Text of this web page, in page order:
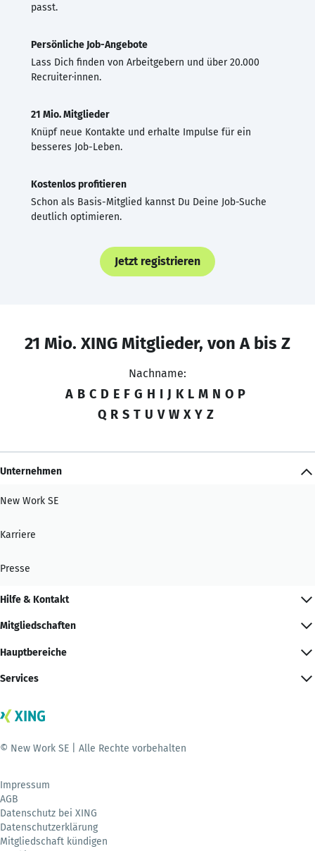
passt.
Persönliche Job-Angebote
Lass Dich finden von Arbeitgebern und über 20.000
Recruiter·innen.
21 Mio. Mitglieder
Knüpf neue Kontakte und erhalte Impulse für ein
besseres Job-Leben.
Kostenlos profitieren
Schon als Basis-Mitglied kannst Du Deine Job-Suche
deutlich optimieren.
Jetzt registrieren
21 Mio. XING Mitglieder, von A bis Z
Nachname:
A B C D E F G H I J K L M N O P
Q R S T U V W X Y Z
Unternehmen
New Work SE
Karriere
Presse
Hilfe & Kontakt
Mitgliedschaften
Hauptbereiche
Services
© New Work SE | Alle Rechte vorbehalten
Impressum
AGB
Datenschutz bei XING
Datenschutzerklärung
Mitgliedschaft kündigen